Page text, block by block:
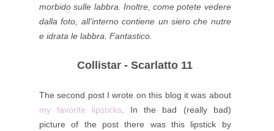
morbido sulle labbra. Inoltre, come potete vedere
dalla foto, all'interno contiene un siero che nutre
e idrata le labbra. Fantastico.
Collistar - Scarlatto 11
The second post I wrote on this blog it was about
my favorite lipsticks . In the bad (really bad)
picture of the post there was this lipstick by